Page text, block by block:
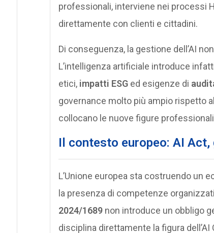
professionali, interviene nei processi
direttamente con clienti e cittadini.
Di conseguenza, la gestione dell’AI
L’intelligenza artificiale introduce
etici, impatti ESGed esigenze di
governance molto più ampio rispetto
collocano le nuove figure
Il contesto europeo: AI
L’Unione europea sta costruendo un
la presenza di competenze
2024/1689non introduce un obbligo
disciplina direttamente la figura dell’AI